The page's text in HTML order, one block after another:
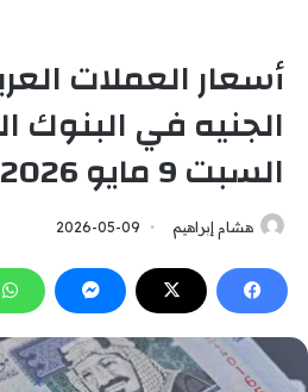
أسعار العملات
الجنيه في البنوك
السبت 9 مايو 2026
هشام إبراهيم 2026-05-09